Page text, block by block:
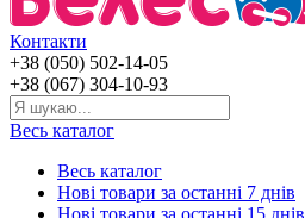
Контакти
+38 (050) 502-14-05
+38 (067) 304-10-93
Весь каталог
Весь каталог
Нові товари за останнi 7 днiв
Нові товари за останнi 15 днiв